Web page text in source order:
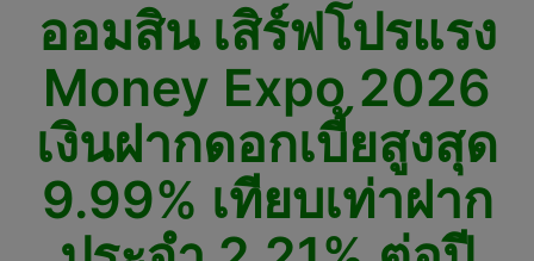
ออมสิน เสิร์ฟโปรแรง
Money Expo 2026
เงินฝากดอกเบี้ยสูงสุด
9.99% เทียบเท่าฝาก